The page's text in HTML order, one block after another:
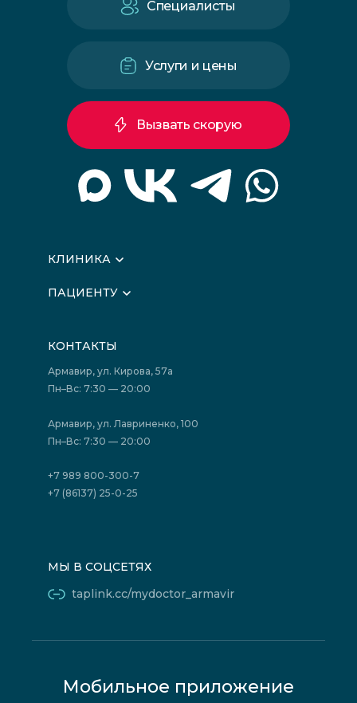
КЛИНИКА
Вышестоящие организации
Лицензии
Фотогалерея
Политика конфиденциальности
Акции
ПАЦИЕНТУ
Подготовка к сдаче анализов
Акции
Отзывы
Государственные программы
Юридическим лицам
Специалисты
Услуги и цены
Вызвать скорую
КОНТАКТЫ
Армавир, ул. Кирова, 57а
Пн–Вс: 7:30 — 20:00
Армавир, ул. Лавриненко, 100
Пн–Вс: 7:30 — 20:00
+7 989 800-300-7
+7 (86137) 25-0-25
МЫ В СОЦСЕТЯХ
taplink.cc/mydoctor_armavir
Мобильное приложение